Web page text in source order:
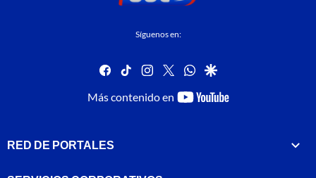
Síguenos en:
facebook
tiktok instagram
twitterwhatsapp
google
Más contenido en
youtube-
RED DE PORTALES